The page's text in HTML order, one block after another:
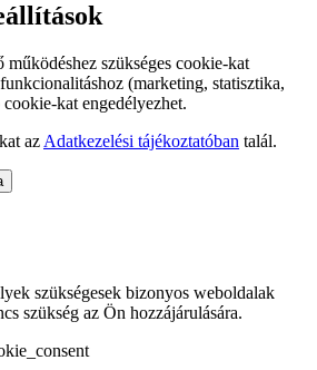
szükséges cookie-kat
(marketing, statisztika,
kat engedélyezhet.
az Adatkezelési tájékoztatóban talál.
szükségesek bizonyos weboldalak
szükség az Ön hozzájárulására.